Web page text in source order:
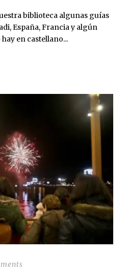
biblioteca algunas guías
España, Francia y algún
en castellano...